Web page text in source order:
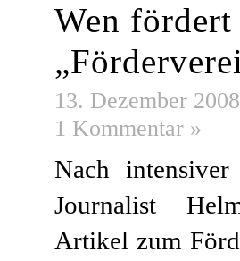
Wen fördert
13. Dezember
1 Kommentar »
Nach
Journalist
Artikel zum